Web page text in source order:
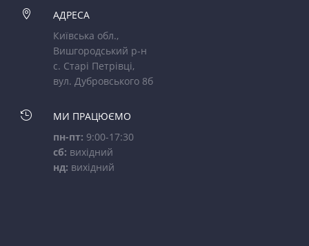

АДРЕСА
Київська обл.,
Вишгородський р-н
с. Старі Петрівці,
вул. Дубровського 8б

МИ ПРАЦЮЄМО
пн-пт: 9:00-17:30
сб: вихідний
нд: вихідний